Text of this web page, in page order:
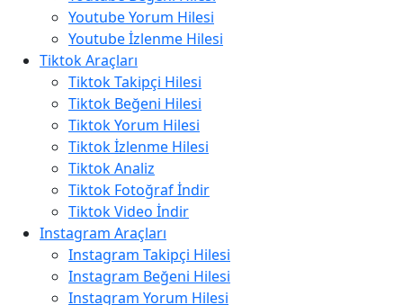
Youtube Yorum Hilesi
Youtube İzlenme Hilesi
Tiktok Araçları
Tiktok Takipçi Hilesi
Tiktok Beğeni Hilesi
Tiktok Yorum Hilesi
Tiktok İzlenme Hilesi
Tiktok Analiz
Tiktok Fotoğraf İndir
Tiktok Video İndir
Instagram Araçları
Instagram Takipçi Hilesi
Instagram Beğeni Hilesi
Instagram Yorum Hilesi